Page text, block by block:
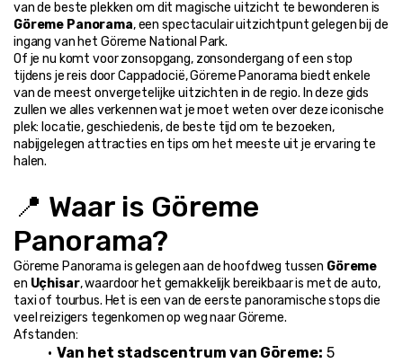
Göreme Panorama, een spectaculair uitzichtpunt gelegen bij de
ingang van het Göreme National Park.
Of je nu komt voor zonsopgang, zonsondergang of een stop
tijdens je reis door Cappadocië, Göreme Panorama biedt enkele
van de meest onvergetelijke uitzichten in de regio. In deze gids
zullen we alles verkennen wat je moet weten over deze iconische
plek: locatie, geschiedenis, de beste tijd om te bezoeken,
nabijgelegen attracties en tips om het meeste uit je ervaring te
halen.
📍 Waar is Göreme
Panorama?
Göreme Panorama is gelegen aan de hoofdweg tussen Göreme
en Uçhisar, waardoor het gemakkelijk bereikbaar is met de auto,
taxi of tourbus. Het is een van de eerste panoramische stops die
veel reizigers tegenkomen op weg naar Göreme.
Afstanden:
Van het stadscentrum van Göreme: 5